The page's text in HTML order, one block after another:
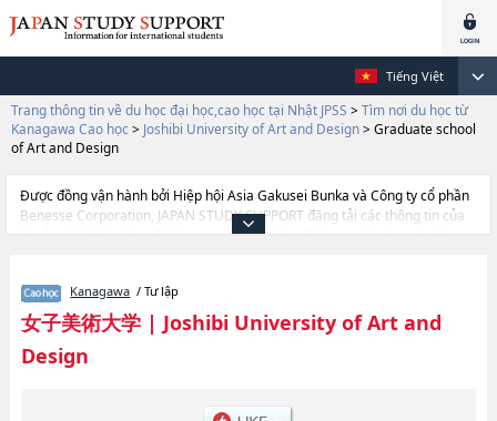
Tiếng Việt
Trang thông tin về du học đại học,cao học tại Nhật JPSS > Tìm nơi du học từ
Kanagawa Cao học > Joshibi University of Art and Design> Graduate school
of Art and Design
Được đồng vận hành bởi Hiệp hội Asia Gakusei Bunka và Công ty cổ phần
Benesse Corporation, JAPAN STUDY SUPPORT đăng tải các thông tin của
khoảng 1.300 trường đại học, cao học, trường đại học ngắn hạn, trường
Design, và thông tin cần thiết dành cho du học sinh, như là về các
Graduate school of Art and Design, thông tin về từng khoa nghiên cứu,
thông tin liên quan đến thi tuyển như số lượng tuyển sinh, số lượng trúng
tuyển, cở sở trang thiết bị, hướng dẫn địa điểm v.v...
Kanagawa / Tư lập
女子美術大学| Joshibi University of Art and
Design